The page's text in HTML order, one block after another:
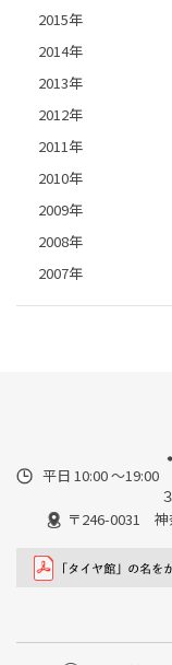
2015年
2014年
2013年
2012年
2011年
2010年
2009年
2008年
2007年
平日 10:00 ～
〒246-0031 神